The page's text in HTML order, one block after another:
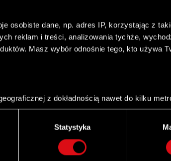
osobiste dane, np. adres IP, korzystając z
reklam i treści, analizowania tychże,
Masz wybór odnośnie tego, kto używa
z dokładnością nawet do kilku
charakteryzującego je zbiory danych
są przetwarzane oraz ustaw własne
lub wycofać swoją zgodę w dowolnej chwili.
Statystyka
Dowiedz